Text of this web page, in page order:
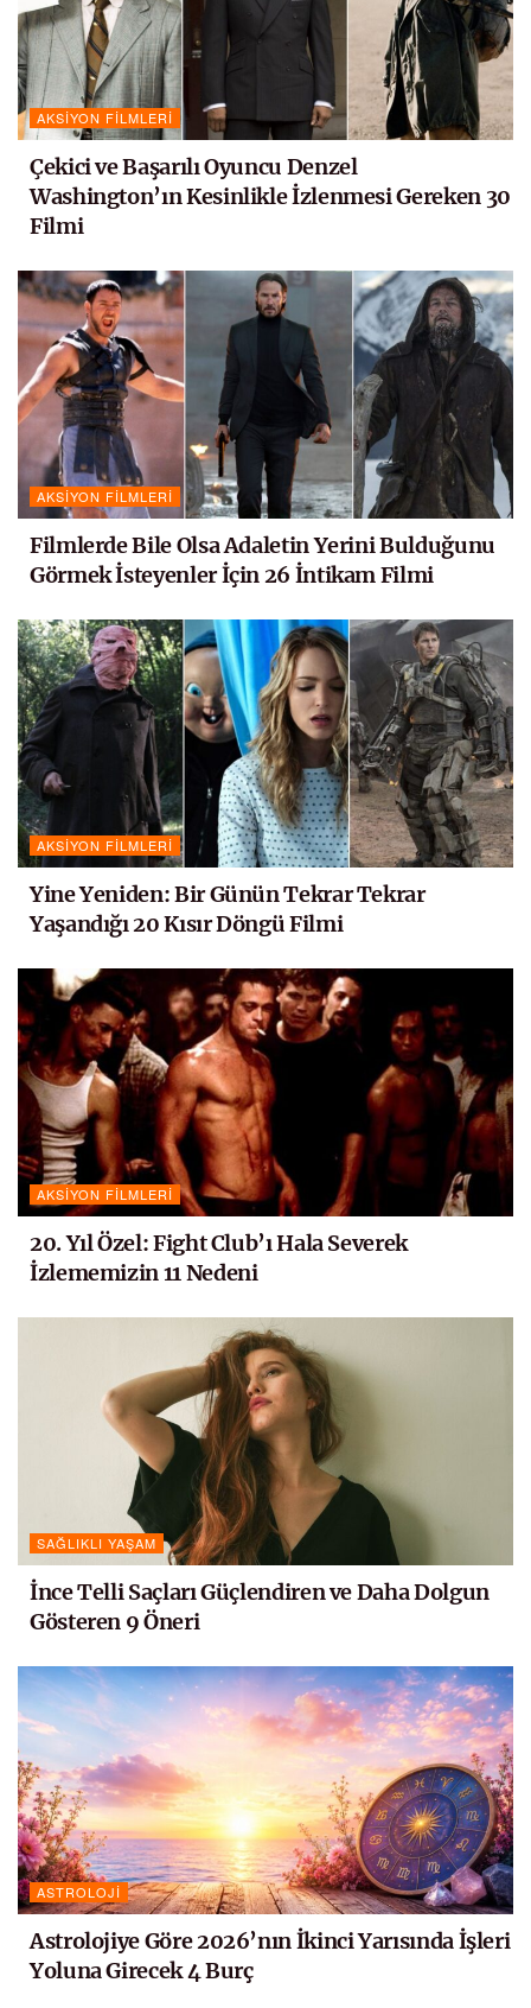
AKSIYON FILMLERI
Çekici ve Başarılı Oyuncu Denzel
Washington’ın Kesinlikle İzlenmesi Gereken 30
Filmi
AKSIYON FILMLERI
Filmlerde Bile Olsa Adaletin Yerini Bulduğunu
Görmek İsteyenler İçin 26 İntikam Filmi
AKSIYON FILMLERI
Yine Yeniden: Bir Günün Tekrar Tekrar
Yaşandığı 20 Kısır Döngü Filmi
AKSIYON FILMLERI
20. Yıl Özel: Fight Club’ı Hala Severek
İzlememizin 11 Nedeni
SAĞLIKLI YAŞAM
İnce Telli Saçları Güçlendiren ve Daha Dolgun
Gösteren 9 Öneri
ASTROLOJI
Astrolojiye Göre 2026’nın İkinci Yarısında İşleri
Yoluna Girecek 4 Burç